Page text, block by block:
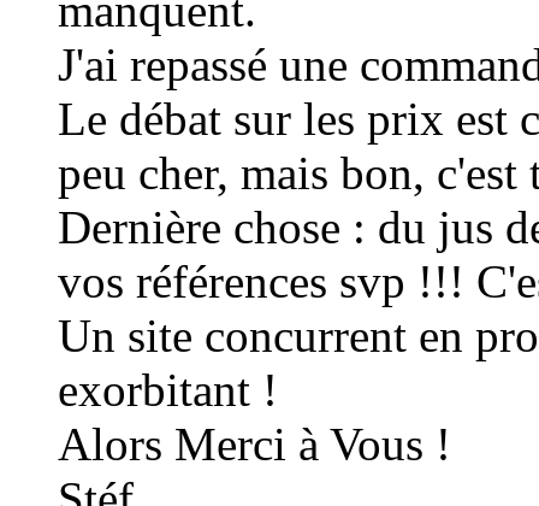
J'ai repassé une
Le débat sur les prix est
peu cher, mais bon,
Dernière chose : du jus
vos références svp !!!
Un site concurrent en
exorbitant !
Alors Merci à Vous !